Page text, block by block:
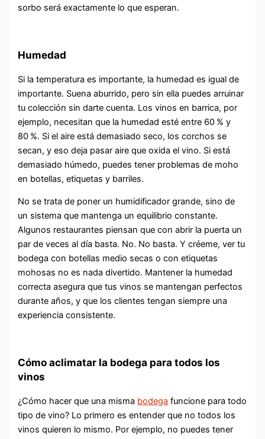
sorbo será exactamente lo que esperan.
Humedad
Si la temperatura es importante, la humedad es igual de
importante. Suena aburrido, pero sin ella puedes arruinar
tu colección sin darte cuenta. Los vinos en barrica, por
ejemplo, necesitan que la humedad esté entre 60 % y
80 %. Si el aire está demasiado seco, los corchos se
secan, y eso deja pasar aire que oxida el vino. Si está
demasiado húmedo, puedes tener problemas de moho
en botellas, etiquetas y barriles.
No se trata de poner un humidificador grande, sino de
un sistema que mantenga un equilibrio constante.
Algunos restaurantes piensan que con abrir la puerta un
par de veces al día basta. No. No basta. Y créeme, ver tu
bodega con botellas medio secas o con etiquetas
mohosas no es nada divertido. Mantener la humedad
correcta asegura que tus vinos se mantengan perfectos
durante años, y que los clientes tengan siempre una
experiencia consistente.
Cómo aclimatar la bodega para todos los
vinos
¿Cómo hacer que una misma bodega funcione para todo
tipo de vino? Lo primero es entender que no todos los
vinos quieren lo mismo. Por ejemplo, no puedes tener